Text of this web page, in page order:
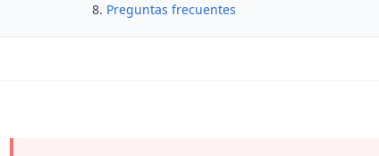
Preguntas frecuentes